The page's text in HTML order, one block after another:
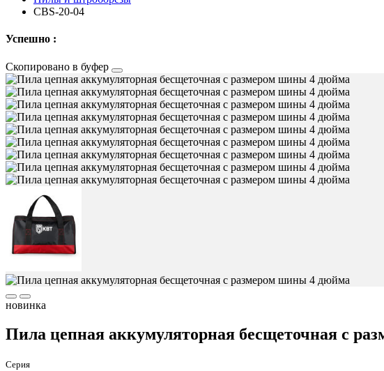
CBS-20-04
Успешно :
Скопировано в буфер
новинка
Пила цепная аккумуляторная бесщеточная с
Серия